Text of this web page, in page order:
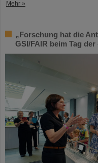
Mehr »
„Forschung hat die
GSI/FAIR beim Tag